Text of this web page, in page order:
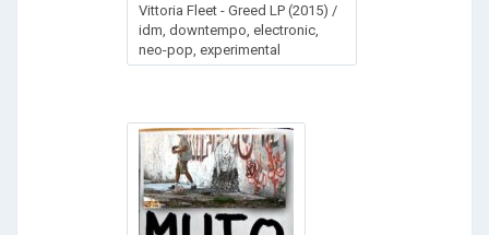
Vittoria Fleet - Greed LP (2015) /
idm, downtempo, electronic,
neo-pop, experimental